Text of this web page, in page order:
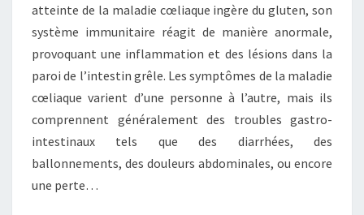
atteinte de la maladie cœliaque ingère du gluten, son
système immunitaire réagit de manière anormale,
provoquant une inflammation et des lésions dans la
paroi de l’intestin grêle. Les symptômes de la maladie
cœliaque varient d’une personne à l’autre, mais ils
comprennent généralement des troubles gastro-
intestinaux tels que des diarrhées, des
ballonnements, des douleurs abdominales, ou encore
une perte…